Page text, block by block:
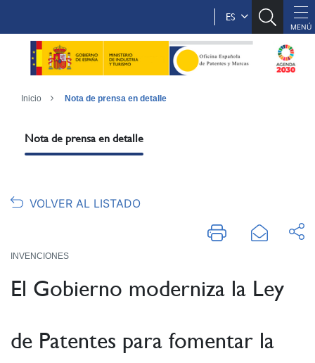
ES
Inicio Nota de prensa en detalle
Nota de prensa en detalle
VOLVER AL LISTADO
INVENCIONES
El Gobierno moderniza la Ley
de Patentes para fomentar la